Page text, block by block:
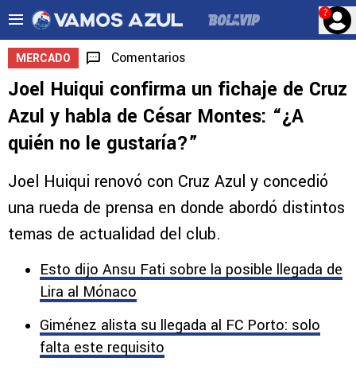
?
MERCADO Comentarios
Joel Huiqui confirma un fichaje de Cruz
Azul y habla de César Montes: “¿A
quién no le gustaría?”
Joel Huiqui renovó con Cruz Azul y concedió
una rueda de prensa en donde abordó distintos
temas de actualidad del club.
Esto dijo Ansu Fati sobre la posible llegada de
Lira al Mónaco
Giménez alista su llegada al FC Porto: solo
falta este requisito